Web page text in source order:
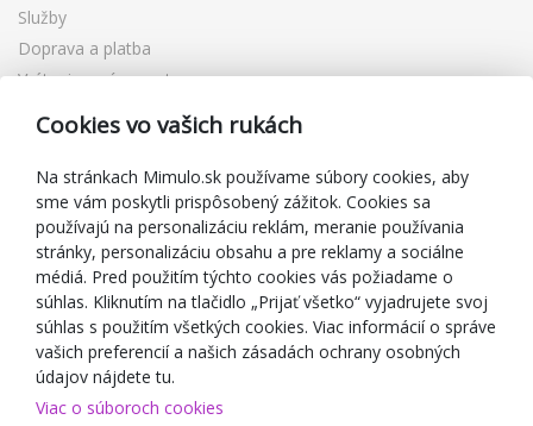
Služby
Doprava a platba
Vrátenie a výmena tovaru
Darčekové poukážky
Zľavové kupóny
Blog
O predajcovi
Mimulo.sk
Obchodné podmienky
Ochrana osobných údajov GDPR
Kontakty
Spolupracujeme
Cookies vo vašich rukách
Na stránkach Mimulo.sk používame súbory cookies, aby
sme vám poskytli prispôsobený zážitok. Cookies sa
používajú na personalizáciu reklám, meranie používania
stránky, personalizáciu obsahu a pre reklamy a sociálne
médiá. Pred použitím týchto cookies vás požiadame o
súhlas. Kliknutím na tlačidlo „Prijať všetko“ vyjadrujete svoj
súhlas s použitím všetkých cookies. Viac informácií o správe
vašich preferencií a našich zásadách ochrany osobných
údajov nájdete tu.
Viac o súboroch cookies